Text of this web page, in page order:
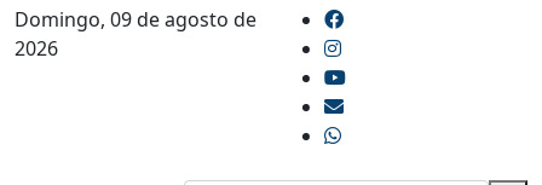
Domingo, 09 de agosto de
2026